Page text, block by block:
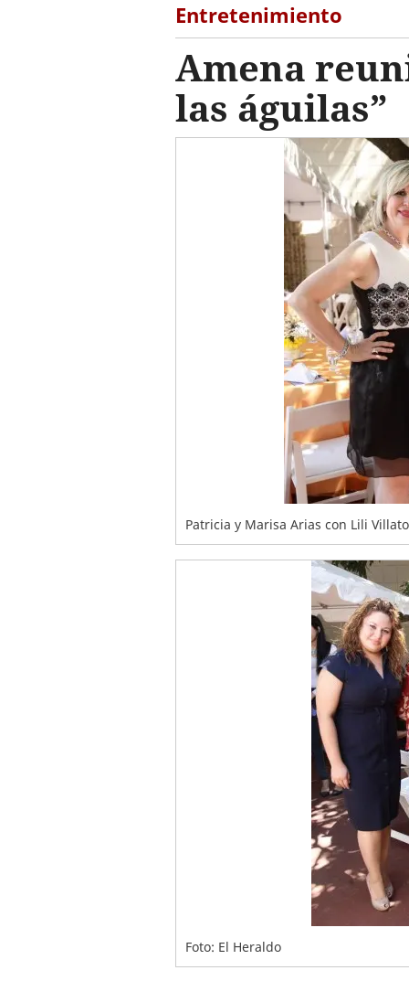
Entretenimiento
Amena
las águilas”
Patricia y Marisa Arias con Lili
Foto: El Heraldo